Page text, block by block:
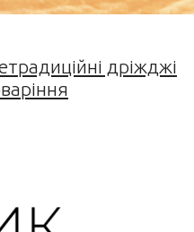
дріжджі